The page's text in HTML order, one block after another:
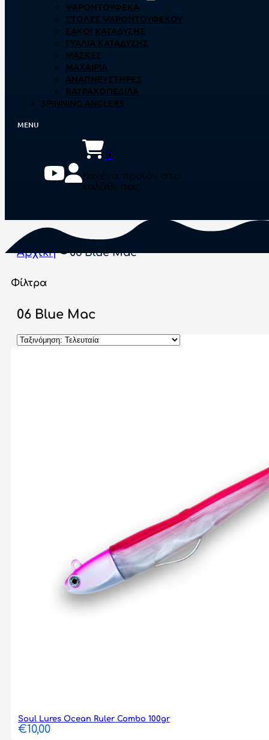
ΨΑΡΟΝΤΟΎΦΕΚΑ
ΣΤΟΛΈΣ ΨΑΡΟΝΤΟΎΦΕΚΟΥ
ΣΆΚΟΙ ΚΑΤΆΔΥΣΗΣ
ΓΥΑΛΙΆ ΚΑΤΆΔΥΣΗΣ
ΜΆΣΚΕΣ
ΜΑΧΑΊΡΙΑ
ΑΝΑΠΝΕΥΣΤΉΡΕΣ
ΒΑΤΡΑΧΟΠΈΔΙΛΑ
SPINNING ANGLERS
0
Κανένα προϊόν στο
καλάθι σας.
Αρχική 06 Blue Mac
Φίλτρα
06 Blue Mac
Soul Lures Ocean Ruler Combo 100gr
€10,00